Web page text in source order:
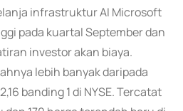
infrastruktur AI Microsoft
pada kuartal September dan
investor akan biaya.
lebih banyak daripada
banding 1 di NYSE. Tercatat